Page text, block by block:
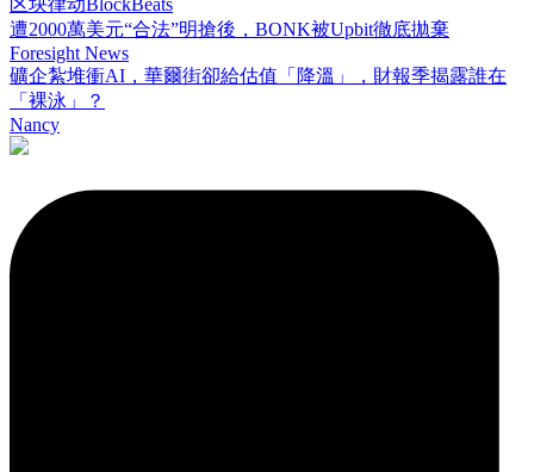
遭2000萬美元“合法”明搶後，BONK被Upbit徹底拋棄
Foresight News
礦企紮堆衝AI，華爾街卻給估值「降溫」，財報季揭露誰在
「裸泳」？
Nancy